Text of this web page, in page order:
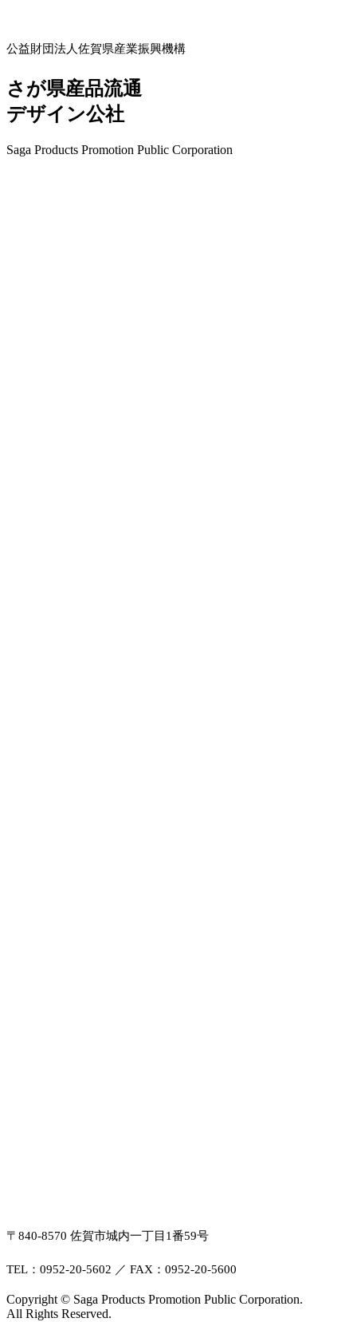
公益財団法人佐賀県産業振興機構
さが県産品流通
デザイン公社
Saga Products Promotion Public Corporation
〒840-8570 佐賀市城内一丁目1番59号
TEL：0952-20-5602 ／ FAX：0952-20-5600
Copyright © Saga Products Promotion Public Corporation.
All Rights Reserved.